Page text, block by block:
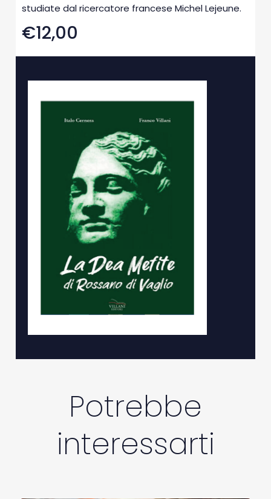
studiate dal ricercatore francese Michel Lejeune.
€12,00
Potrebbe
interessarti